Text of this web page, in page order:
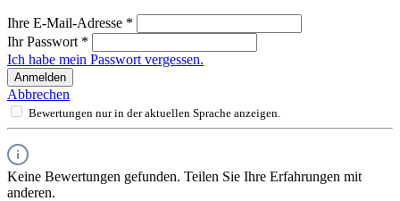
Ihre E-Mail-Adresse *
Ihr Passwort *
Ich habe mein Passwort vergessen.
Anmelden
Abbrechen
Bewertungen nur in der aktuellen Sprache anzeigen.
Keine Bewertungen gefunden. Teilen Sie Ihre Erfahrungen mit
anderen.